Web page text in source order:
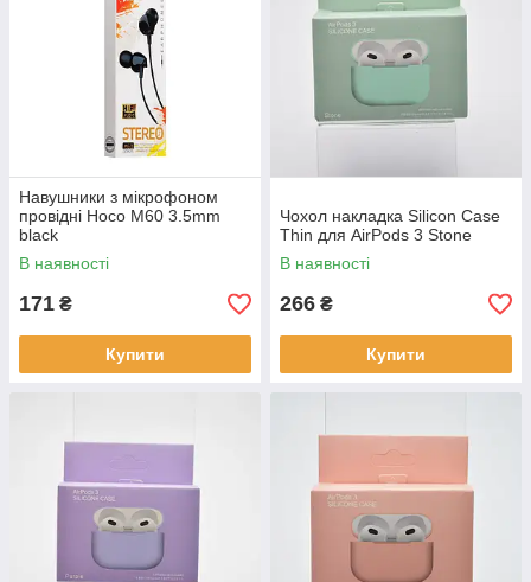
Навушники з мікрофоном
провідні Hoco M60 3.5mm
black
В наявності
171 ₴
Купити
Чохол накладка Silicon Case
Thin для AirPods 3 Stone
В наявності
266 ₴
Купити